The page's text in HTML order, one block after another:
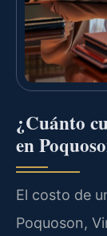
¿Cuánto
en
El costo de
Poquoson,